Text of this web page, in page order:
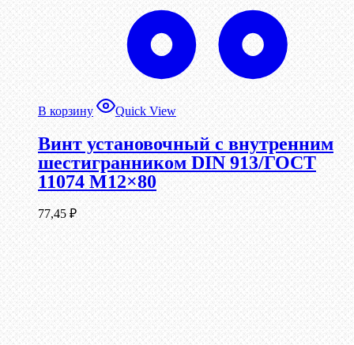
В корзину Quick View
Винт установочный с внутренним
шестигранником DIN 913/ГОСТ
11074 М12×80
77,45 ₽